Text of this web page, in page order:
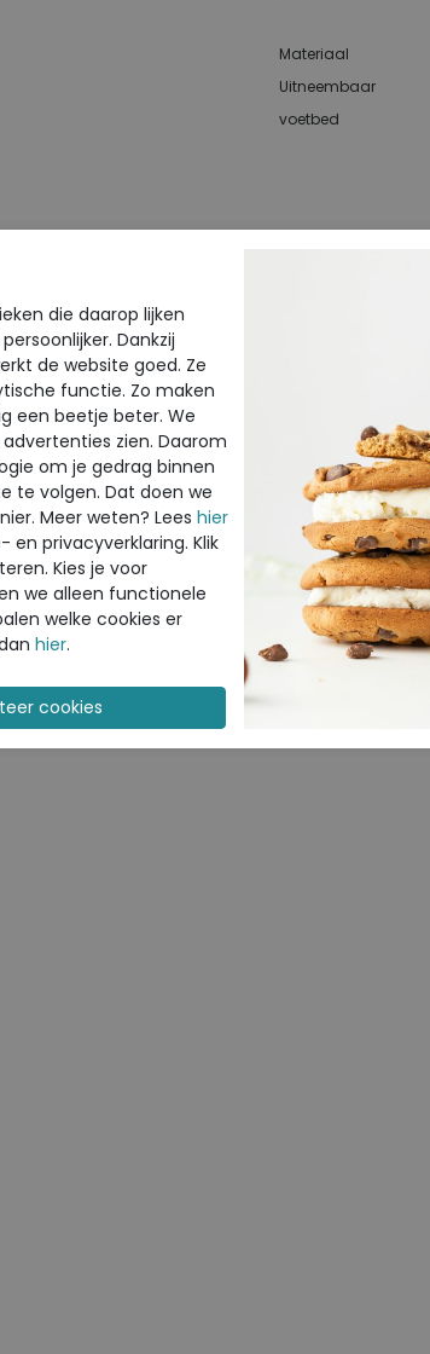
Materiaal
Uitneembaar
voetbed
die daarop lijken
Dankzij
de website goed. Ze
functie. Zo maken
een beetje beter. We
zien. Daarom
om je gedrag binnen
te volgen. Dat doen we
Meer weten? Lees hier
en privacyverklaring. Klik
Kies je voor
we alleen functionele
welke cookies er
hier.